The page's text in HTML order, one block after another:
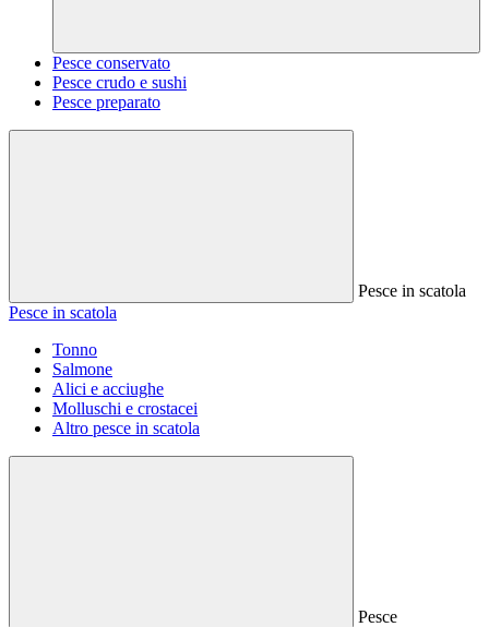
Pesce conservato
Pesce crudo e sushi
Pesce preparato
Pesce in scatola
Pesce in scatola
Tonno
Salmone
Alici e acciughe
Molluschi e crostacei
Altro pesce in scatola
Pesce